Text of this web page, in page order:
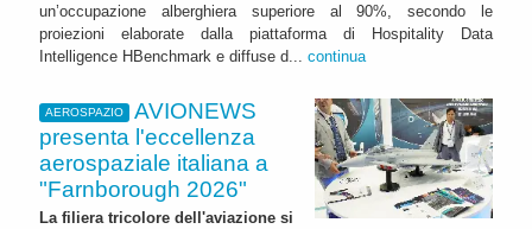
un’occupazione alberghiera superiore al 90%, secondo le
proiezioni elaborate dalla piattaforma di Hospitality Data
Intelligence HBenchmark e diffuse d... continua
AEROSPAZIO
AVIONEWS
presenta l'eccellenza
aerospaziale italiana a
"Farnborough 2026"
La filiera tricolore dell'aviazione si